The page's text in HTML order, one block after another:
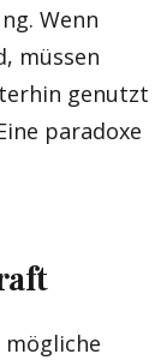
Wenn
müssen
genutzt
paradoxe